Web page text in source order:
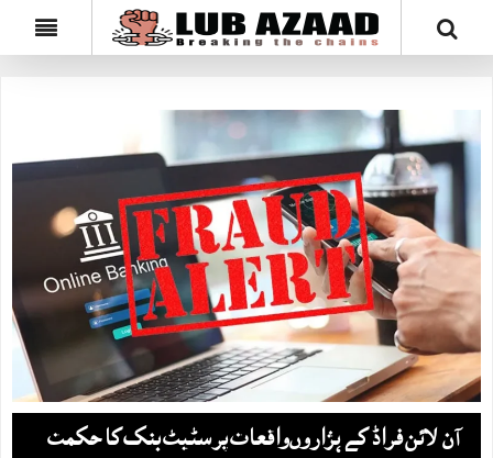
آن لائن فراڈ کے ہزاروں‌واقعات پر سٹیٹ بنک کا حکمت